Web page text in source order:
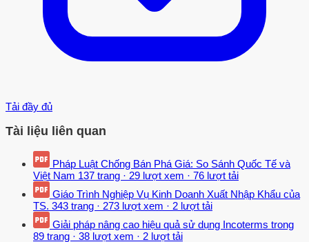
Tải đầy đủ
Tài liệu liên quan
Pháp Luật Chống Bán Phá Giá: So Sánh Quốc Tế và
Việt Nam 137 trang · 29 lượt xem · 76 lượt tải
Giáo Trình Nghiệp Vụ Kinh Doanh Xuất Nhập Khẩu của
TS. 343 trang · 273 lượt xem · 2 lượt tải
Giải pháp nâng cao hiệu quả sử dụng Incoterms trong
89 trang · 38 lượt xem · 2 lượt tải